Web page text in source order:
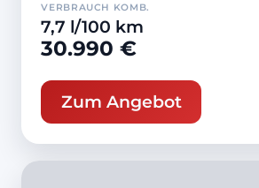
VERBRAUCH KOMB.
7,7 l/100 km
30.990 €
Zum Angebot